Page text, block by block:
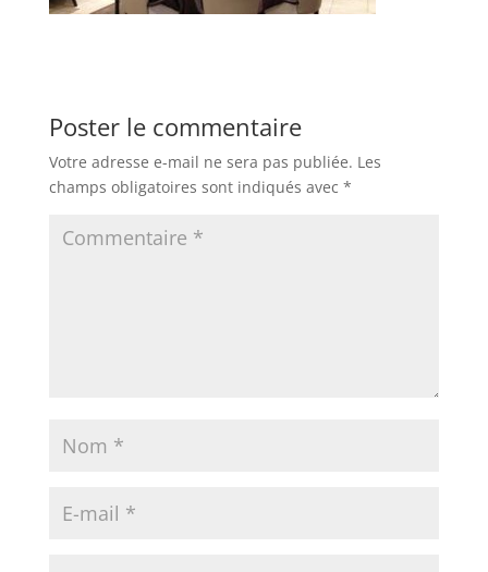
Poster le commentaire
Votre adresse e-mail ne sera pas publiée. Les
champs obligatoires sont indiqués avec *